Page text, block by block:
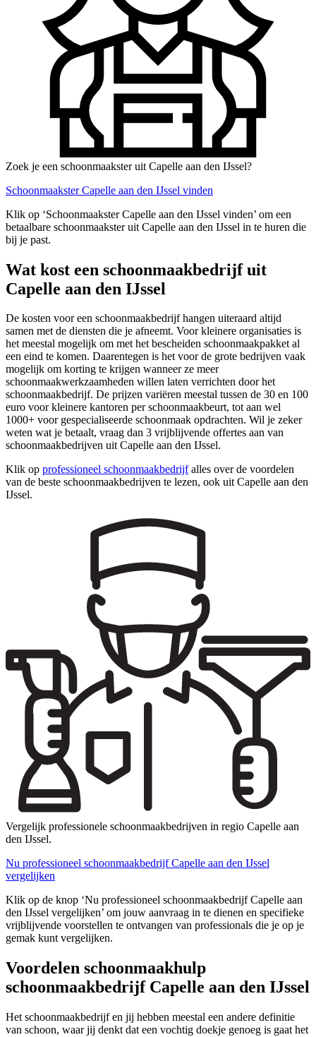
Zoek je een schoonmaakster uit Capelle aan den IJssel?
Schoonmaakster Capelle aan den IJssel vinden
Klik op ‘Schoonmaakster Capelle aan den IJssel vinden’ om een
betaalbare schoonmaakster uit Capelle aan den IJssel in te huren die
bij je past.
Wat kost een schoonmaakbedrijf uit
Capelle aan den IJssel
De kosten voor een schoonmaakbedrijf hangen uiteraard altijd
samen met de diensten die je afneemt. Voor kleinere organisaties is
het meestal mogelijk om met het bescheiden schoonmaakpakket al
een eind te komen. Daarentegen is het voor de grote bedrijven vaak
mogelijk om korting te krijgen wanneer ze meer
schoonmaakwerkzaamheden willen laten verrichten door het
schoonmaakbedrijf. De prijzen variëren meestal tussen de 30 en 100
euro voor kleinere kantoren per schoonmaakbeurt, tot aan wel
1000+ voor gespecialiseerde schoonmaak opdrachten. Wil je zeker
weten wat je betaalt, vraag dan 3 vrijblijvende offertes aan van
schoonmaakbedrijven uit Capelle aan den IJssel.
Klik op professioneel schoonmaakbedrijfalles over de voordelen
van de beste schoonmaakbedrijven te lezen, ook uit Capelle aan den
IJssel.
Vergelijk professionele schoonmaakbedrijven in regio Capelle aan
den IJssel.
Nu professioneel schoonmaakbedrijf Capelle aan den IJssel
vergelijken
Klik op de knop ‘Nu professioneel schoonmaakbedrijf Capelle aan
den IJssel vergelijken’ om jouw aanvraag in te dienen en specifieke
vrijblijvende voorstellen te ontvangen van professionals die je op je
gemak kunt vergelijken.
Voordelen schoonmaakhulp
schoonmaakbedrijf Capelle aan den IJssel
Het schoonmaakbedrijf en jij hebben meestal een andere definitie
van schoon, waar jij denkt dat een vochtig doekje genoeg is gaat het